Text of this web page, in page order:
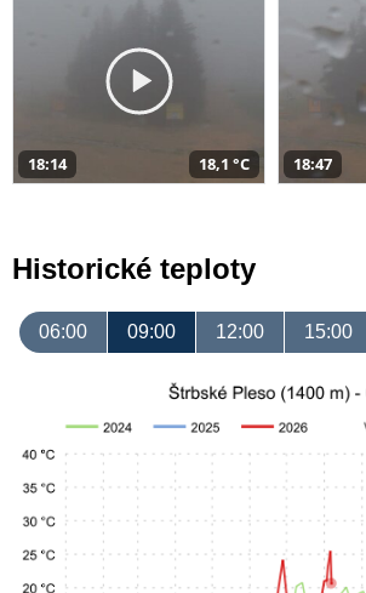
18:14 18,1 °C 18:47
Historické teploty
06:00 09:00 12:00 15:00